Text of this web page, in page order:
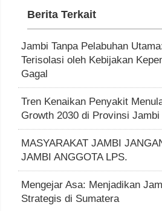
Berita Terkait
Jambi Tanpa Pelabuhan
Terisolasi oleh Kebijakan
Gagal
Tren Kenaikan Penyakit
Growth 2030 di Provinsi Jambi
MASYARAKAT JAMBI
JAMBI ANGGOTA LPS.
Mengejar Asa: Menjadikan
Strategis di Sumatera